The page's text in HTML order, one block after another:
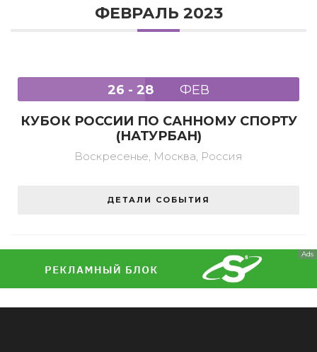
ФЕВРАЛЬ 2023
26 - 28
ФЕВ
КУБОК РОССИИ ПО САННОМУ СПОРТУ
(НАТУРБАН)
Воскресенье, Москва, Россия
ДЕТАЛИ СОБЫТИЯ
Ads